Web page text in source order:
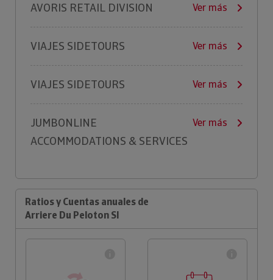
AVORIS RETAIL DIVISION Ver más
VIAJES SIDETOURS Ver más
VIAJES SIDETOURS Ver más
JUMBONLINE
ACCOMMODATIONS & SERVICES
Ver más
Ratios y Cuentas anuales de
Arriere Du Peloton Sl